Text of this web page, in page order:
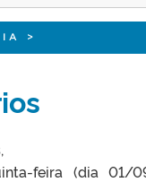
>
feira (dia 01/